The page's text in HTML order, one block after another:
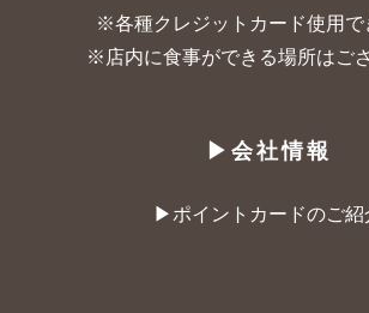
※各種クレジットカード使用で
※店内に食事ができる場所はご
▶︎会社情報
▶︎ポイントカードのご紹